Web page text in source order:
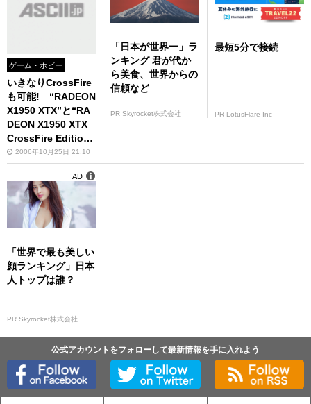
ゲーム・ホビー
いきなりCrossFire
も可能! “RADEON
X1950 XTX”と“RA
DEON X1950 XTX
CrossFire Editio
n”を搭載した水冷モ
デルSapphire“TOX
IC”シリーズが発売
に!!
2006年10月25日 21:10
「日本が世界一」ラ
ンキング 君が代か
ら美食、世界からの
信頼など
PR Skyrocket株式会社
最短5分で接続
PR LotusFlare Inc
「世界で最も美しい
顔ランキング」日本
人トップは誰？
PR Skyrocket株式会社
AD
公式アカウントをフォローして最新情報を手に入れよう